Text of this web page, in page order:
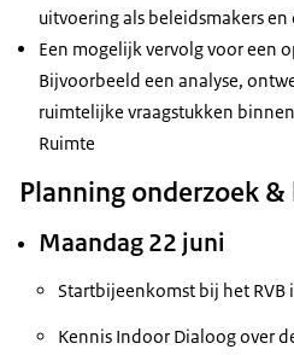
uitvoering als beleidsmakers en
Een mogelijk vervolg voor een
Bijvoorbeeld een analyse,
ruimtelijke vraagstukken
Ruimte
Planning onderzoek
Maandag 22 juni
Startbijeenkomst bij het RVB
Kennis Indoor Dialoog over